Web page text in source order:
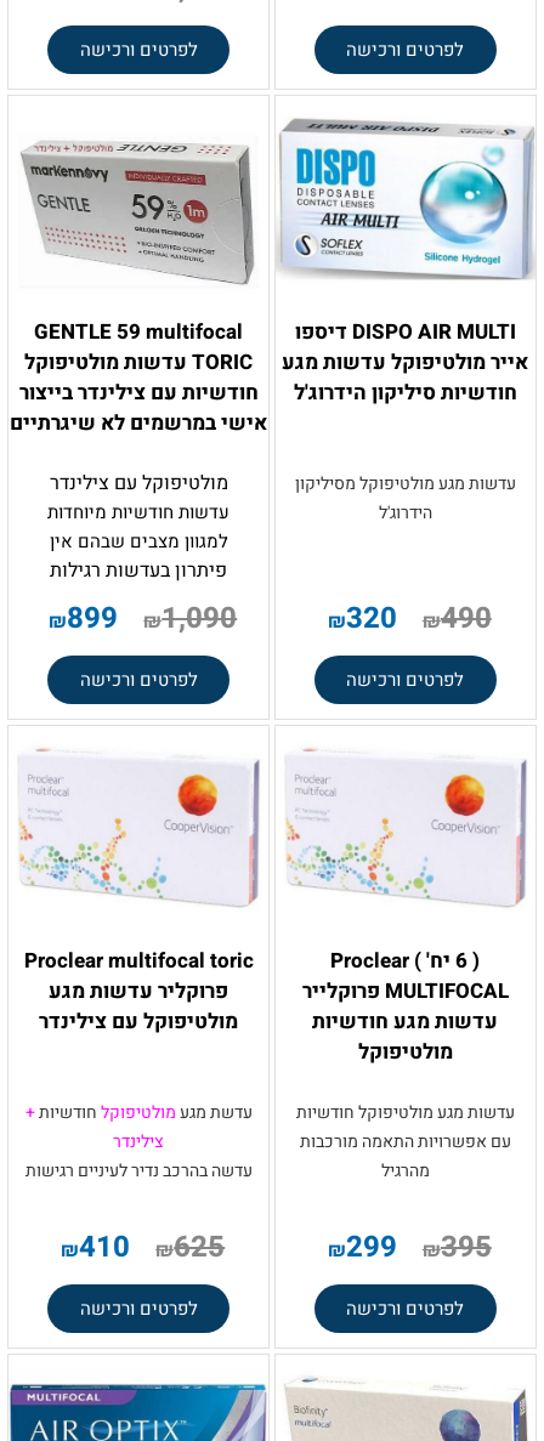
לפרטים ורכישה לפרטים ורכישה
DISPO AIR MULTI דיספו
אייר מולטיפוקל עדשות מגע
חודשיות סיליקון הידרוג'ל
עדשות מגע מולטיפוקל מסיליקון
הידרוג'ל
₪490
₪320
לפרטים ורכישה
GENTLE 59 multifocal
TORIC עדשות מולטיפוקל
חודשיות עם צילינדר בייצור
אישי במרשמים לא שיגרתיים
מולטיפוקל עם צילינדר
עדשות חודשיות מיוחדות
למגוון מצבים שבהם אין
פיתרון בעדשות רגילות
₪1,090
₪899
לפרטים ורכישה
( 6 יח' ) Proclear
MULTIFOCAL פרוקלייר
עדשות מגע חודשיות
מולטיפוקל
עדשות מגע מולטיפוקל חודשיות
עם אפשרויות התאמה מורכבות
מהרגיל
₪395
₪299
לפרטים ורכישה
Proclear multifocal toric
פרוקליר עדשות מגע
מולטיפוקל עם צילינדר
עדשת מגעמולטיפוקלחודשיות+
צילינדר
עדשה בהרכב נדיר לעיניים רגישות
₪625
₪410
לפרטים ורכישה